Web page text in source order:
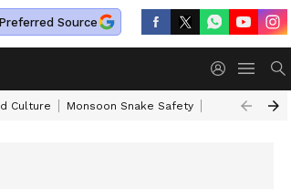
Source
Culture Monsoon Snake Safety Akkineni